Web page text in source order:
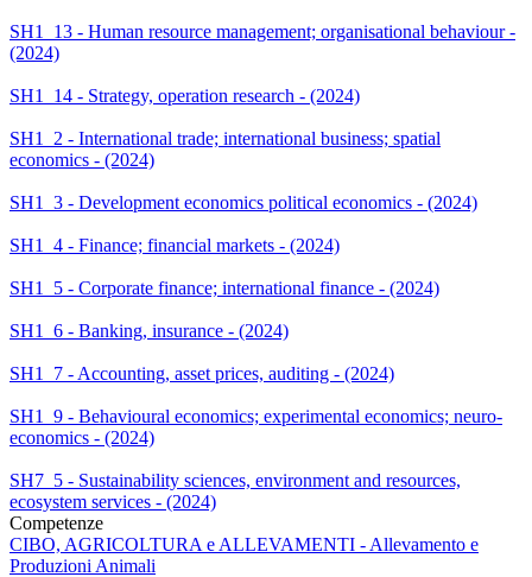
SH1_13 - Human resource management; organisational behaviour -
(2024)
SH1_14 - Strategy, operation research - (2024)
SH1_2 - International trade; international business; spatial
economics - (2024)
SH1_3 - Development economics political economics - (2024)
SH1_4 - Finance; financial markets - (2024)
SH1_5 - Corporate finance; international finance - (2024)
SH1_6 - Banking, insurance - (2024)
SH1_7 - Accounting, asset prices, auditing - (2024)
SH1_9 - Behavioural economics; experimental economics; neuro-
economics - (2024)
SH7_5 - Sustainability sciences, environment and resources,
ecosystem services - (2024)
Competenze
CIBO, AGRICOLTURA e ALLEVAMENTI - Allevamento e
Produzioni Animali